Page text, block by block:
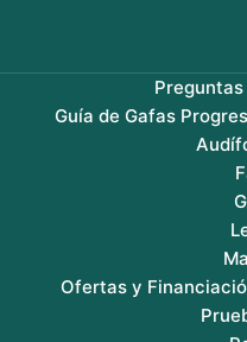
Guía de Gafas
Ofertas y